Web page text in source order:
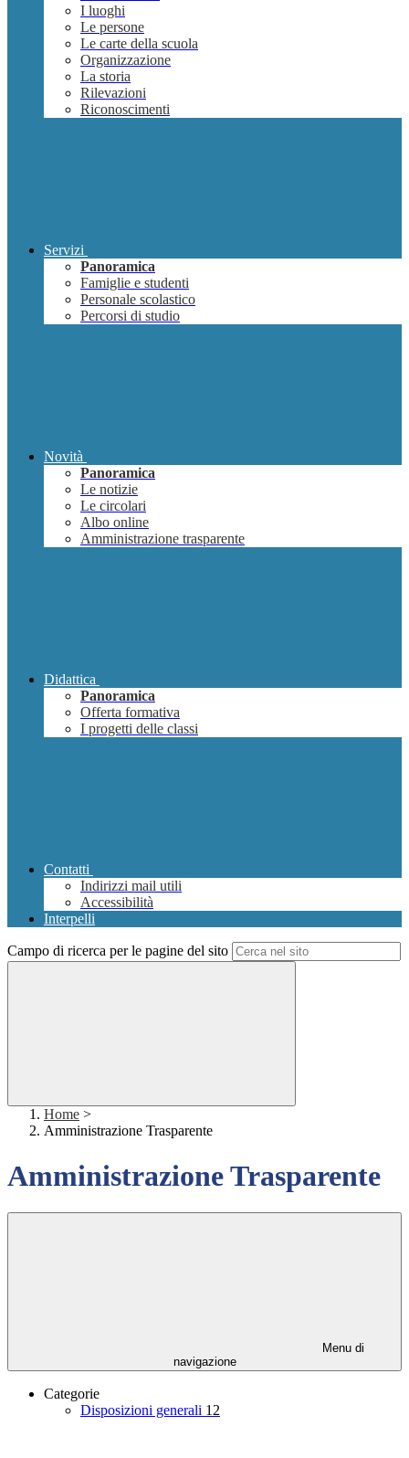
I luoghi
Le persone
Le carte della scuola
Organizzazione
La storia
Rilevazioni
Riconoscimenti
Servizi
Panoramica
Famiglie e studenti
Personale scolastico
Percorsi di studio
Novità
Panoramica
Le notizie
Le circolari
Albo online
Amministrazione trasparente
Didattica
Panoramica
Offerta formativa
I progetti delle classi
Contatti
Indirizzi mail utili
Accessibilità
Interpelli
Campo di ricerca per le pagine del sito
Home >
Amministrazione Trasparente
Amministrazione Trasparente
Menu di
navigazione
Categorie
Disposizioni generali 12